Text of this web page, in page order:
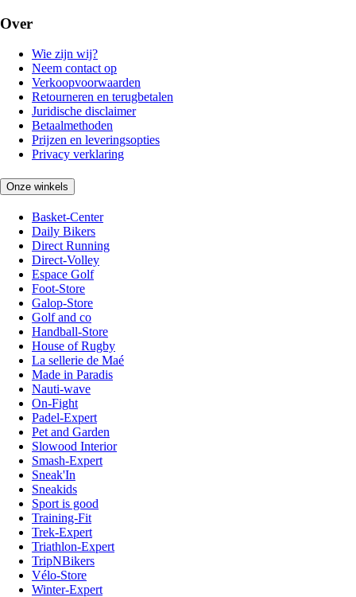
Over
Wie zijn wij?
Neem contact op
Verkoopvoorwaarden
Retourneren en terugbetalen
Juridische disclaimer
Betaalmethoden
Prijzen en leveringsopties
Privacy verklaring
Onze winkels
Basket-Center
Daily Bikers
Direct Running
Direct-Volley
Espace Golf
Foot-Store
Galop-Store
Golf and co
Handball-Store
House of Rugby
La sellerie de Maé
Made in Paradis
Nauti-wave
On-Fight
Padel-Expert
Pet and Garden
Slowood Interior
Smash-Expert
Sneak'In
Sneakids
Sport is good
Training-Fit
Trek-Expert
Triathlon-Expert
TripNBikers
Vélo-Store
Winter-Expert